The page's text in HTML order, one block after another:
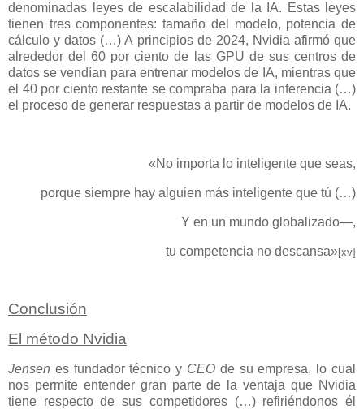
denominadas leyes de escalabilidad de la IA. Estas leyes
tienen tres componentes: tamaño del modelo, potencia de
cálculo y datos (…) A principios de 2024, Nvidia afirmó que
alrededor del 60 por ciento de las GPU de sus centros de
datos se vendían para entrenar modelos de IA, mientras que
el 40 por ciento restante se compraba para la inferencia (…)
el proceso de generar respuestas a partir de modelos de IA.
«No importa lo inteligente que seas,
porque siempre hay alguien más inteligente que tú (…)
Y en un mundo globalizado—,
tu competencia no descansa»[xv]
Conclusión
El método Nvidia
Jensen es fundador técnico y CEO de su empresa, lo cual
nos permite entender gran parte de la ventaja que Nvidia
tiene respecto de sus competidores (…) refiriéndonos él